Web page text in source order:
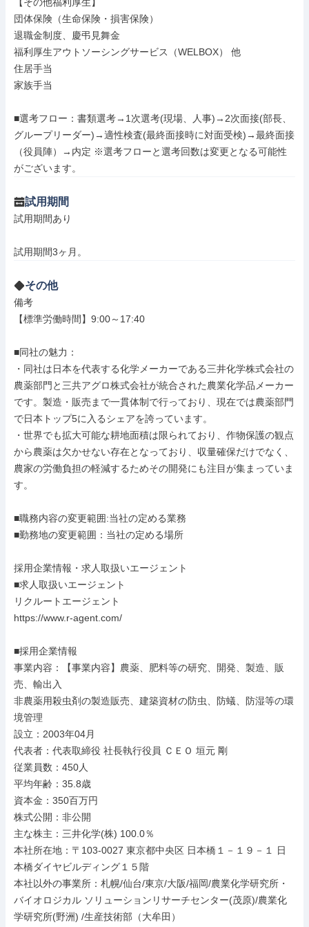
団体保険（生命保険・損害保険）
退職金制度、慶弔見舞金
福利厚生アウトソーシングサービス（WELBOX） 他
住居手当
家族手当
■選考フロー：書類選考→1次選考(現場、人事)→2次面接(部長、
グループリーダー)→適性検査(最終面接時に対面受検)→最終面接
（役員陣）→内定 ※選考フローと選考回数は変更となる可能性
がございます。
試用期間
試用期間あり
試用期間3ヶ月。
その他
備考
【標準労働時間】9:00～17:40
■同社の魅力：
・同社は日本を代表する化学メーカーである三井化学株式会社の
農薬部門と三共アグロ株式会社が統合された農業化学品メーカー
です。製造・販売まで一貫体制で行っており、現在では農薬部門
で日本トップ5に入るシェアを誇っています。
・世界でも拡大可能な耕地面積は限られており、作物保護の観点
から農薬は欠かせない存在となっており、収量確保だけでなく、
農家の労働負担の軽減するためその開発にも注目が集まっていま
す。
■職務内容の変更範囲:当社の定める業務
■勤務地の変更範囲：当社の定める場所
採用企業情報・求人取扱いエージェント
■求人取扱いエージェント
リクルートエージェント
https://www.r-agent.com/
■採用企業情報
事業内容：【事業内容】農薬、肥料等の研究、開発、製造、販
売、輸出入
非農薬用殺虫剤の製造販売、建築資材の防虫、防蟻、防湿等の環
境管理
設立：2003年04月
代表者：代表取締役 社長執行役員 ＣＥＯ 垣元 剛
従業員数：450人
平均年齢：35.8歳
資本金：350百万円
株式公開：非公開
主な株主：三井化学(株) 100.0％
本社所在地：〒103-0027 東京都中央区 日本橋１－１９－１ 日
本橋ダイヤビルディング１５階
本社以外の事業所：札幌/仙台/東京/大阪/福岡/農業化学研究所・
バイオロジカル ソリューションリサーチセンター(茂原)/農業化
学研究所(野洲) /生産技術部（大牟田）